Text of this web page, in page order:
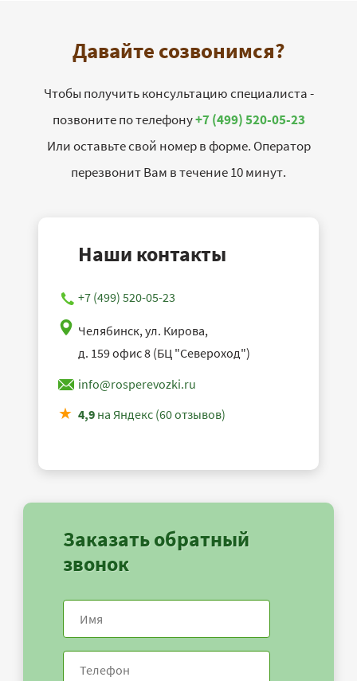
Давайте созвонимся?
Чтобы получить консультацию специалиста -
позвоните по телефону+7 (499) 520-05-23
Или оставьте свой номер в форме. Оператор
перезвонит Вам в течение 10 минут.
Наши контакты
+7 (499) 520-05-23
Челябинск, ул. Кирова,
д. 159 офис 8 (БЦ "Североход")
info@rosperevozki.ru
4,9 на Яндекс (60 отзывов)
Заказать обратный
звонок